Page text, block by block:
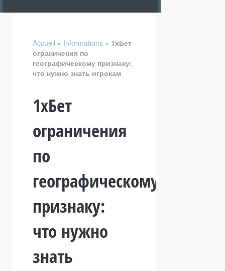
Accueil » Informations » 1хБет
ограничения по
географическому признаку:
что нужно знать игрокам
1хБет
ограничения
по
географическому
признаку:
что нужно
знать